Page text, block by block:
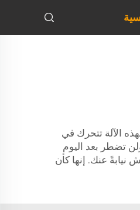
الآلة تتحرك في
تضطر بعد اليوم
عنك. إنها كأن